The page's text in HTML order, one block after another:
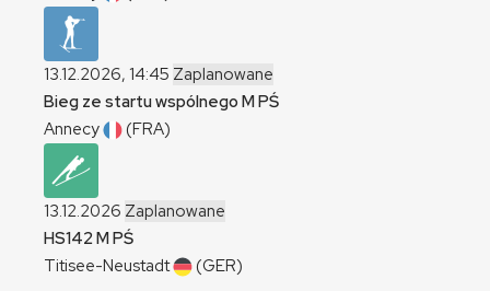
13.12.2026, 14:45 Zaplanowane
Bieg ze startu wspólnego MPŚ
Annecy
(FRA)
13.12.2026 Zaplanowane
HS142MPŚ
Titisee-Neustadt
(GER)